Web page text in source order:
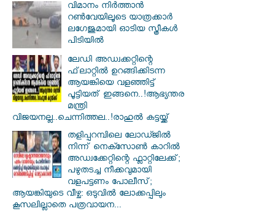
വിമാനം നിര്‍ത്താന്‍
റണ്‍വേയിലൂടെ യാത്രക്കാര്‍
ലഗേജുമായി ഓടിയ സ്ത്രീകള്‍
പിടിയില്‍
ലേഡി അഡ്വക്കറ്റിന്റെ
ഫ്‌ലാറ്റിൽ ഉറങ്ങിക്കിടന്ന
ആയങ്കിയെ വളഞ്ഞിട്ട്
പൂട്ടിയത് ഇങ്ങനെ..!ആഭ്യന്തര
മന്ത്രി
വിജയനല്ല..ചെന്നിത്തല..!രാഹുൽ കട്ടയ്ക്ക്
തളിപ്പറമ്പിലെ ലോഡ്ജിൽ
നിന്ന് നെക്സോൺ കാറിൽ
അഡ്വക്കേറ്റിന്റെ ഫ്ലാറ്റിലേക്ക്;
പഴുതടച്ച നീക്കവുമായി
വളപട്ടണം പോലീസ്;
ആയങ്കിയുടെ വീഴ്ച: ഒടുവിൽ ലോക്കപ്പിലും
കൂസലില്ലാതെ പത്രവായന...